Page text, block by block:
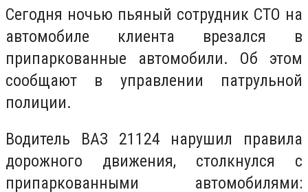
Сегодня ночью пьяный сотрудник СТО на
автомобиле клиента врезался в
припаркованные автомобили. Об этом
сообщают в управлении патрульной
полиции.
Водитель ВАЗ 21124 нарушил правила
дорожного движения, столкнулся с
припаркованными автомобилями: